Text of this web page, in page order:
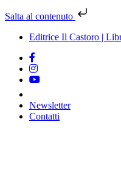
Salta al contenuto
Editrice Il Castoro |
Newsletter
Contatti